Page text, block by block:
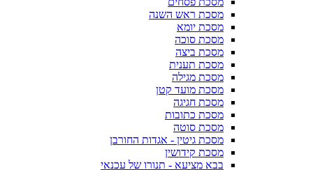
מסכת ראש השנה
מסכת יומא
מסכת סוכה
מסכת ביצה
מסכת תענית
מסכת מגילה
מסכת מועד קטן
מסכת חגיגה
מסכת כתובות
מסכת סוטה
מסכת גיטין - אגדות החורבן
מסכת קידושין
בבא מציעא - תנורו של עכנאי